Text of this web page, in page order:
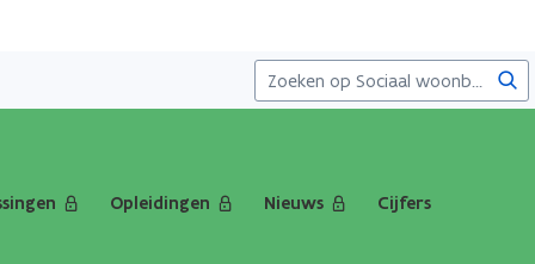
Opleidingen Nieuws
Cijfers